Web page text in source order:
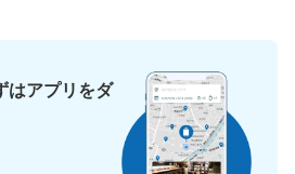
らで1日快適に！
サイズの荷物もOK
、1人が持てる大きさの荷物であればどんなサイズでも
はアプリをダ